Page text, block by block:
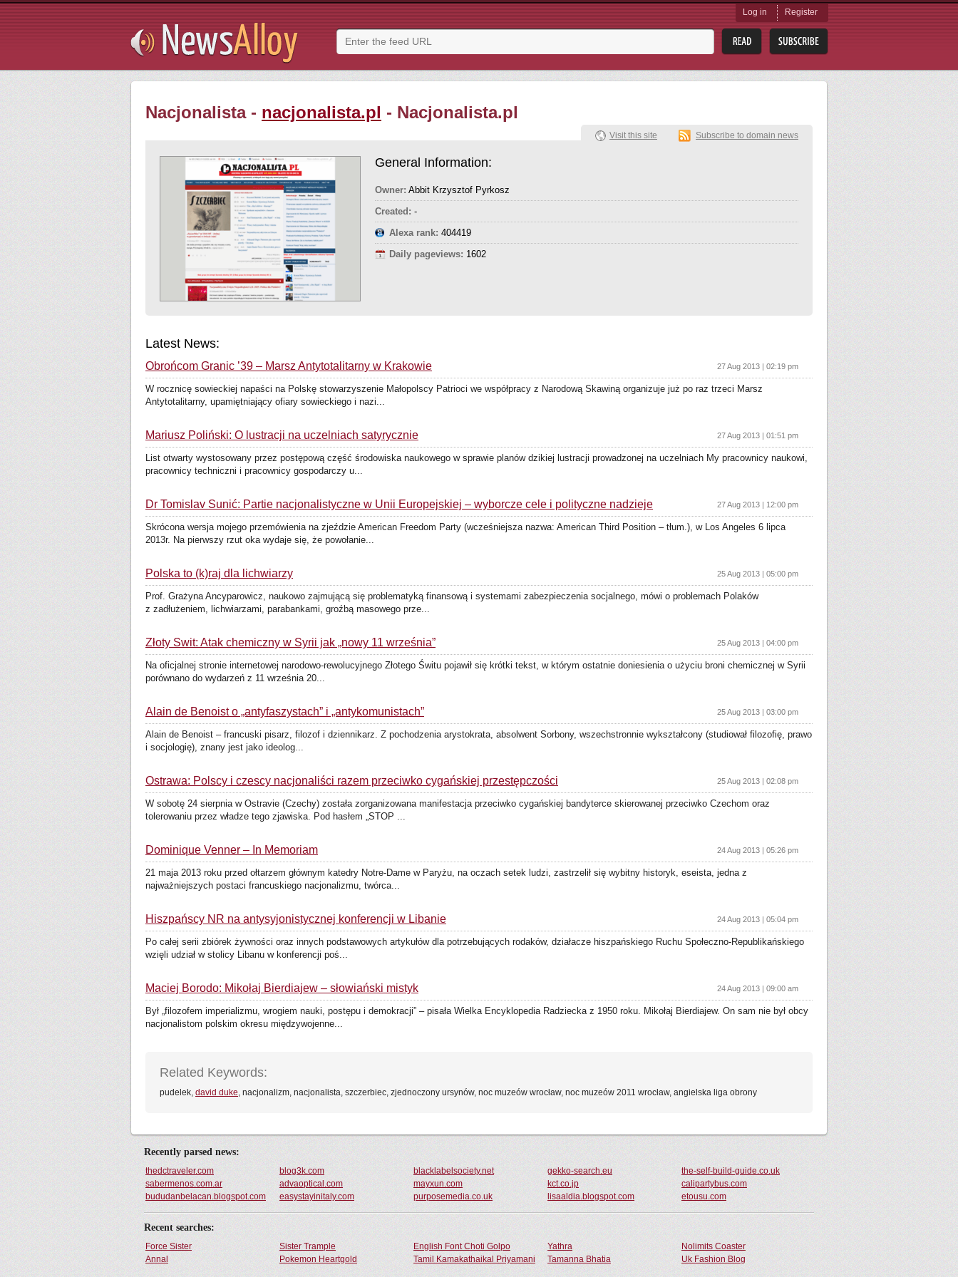
Log in Register
Nacjonalista - nacjonalista.pl - Nacjonalista.pl
General Information:
Owner: Abbit Krzysztof Pyrkosz
Created: -
Alexa rank: 404419
Daily pageviews: 1602
Visit this site Subscribe to domain news
Latest News:
Obrońcom Granic ’39 – Marsz Antytotalitarny w Krakowie 27 Aug 2013 | 02:19 pm
W rocznicę sowieckiej napaści na Polskę stowarzyszenie Małopolscy Patrioci we współpracy z Narodową Skawiną organizuje już po raz trzeci Marsz
Antytotalitarny, upamiętniający ofiary sowieckiego i nazi...
Mariusz Poliński: O lustracji na uczelniach satyrycznie 27 Aug 2013 | 01:51 pm
List otwarty wystosowany przez postępową część środowiska naukowego w sprawie planów dzikiej lustracji prowadzonej na uczelniach My pracownicy naukowi,
pracownicy techniczni i pracownicy gospodarczy u...
Dr Tomislav Sunić: Partie nacjonalistyczne w Unii Europejskiej – wyborcze cele i polityczne nadzieje 27 Aug 2013 | 12:00 pm
Skrócona wersja mojego przemówienia na zjeździe American Freedom Party (wcześniejsza nazwa: American Third Position – tłum.), w Los Angeles 6 lipca
2013r. Na pierwszy rzut oka wydaje się, że powołanie...
Polska to (k)raj dla lichwiarzy 25 Aug 2013 | 05:00 pm
Prof. Grażyna Ancyparowicz, naukowo zajmującą się problematyką finansową i systemami zabezpieczenia socjalnego, mówi o problemach Polaków
z zadłużeniem, lichwiarzami, parabankami, groźbą masowego prze...
Złoty Świt: Atak chemiczny w Syrii jak „nowy 11 września” 25 Aug 2013 | 04:00 pm
Na oficjalnej stronie internetowej narodowo-rewolucyjnego Złotego Świtu pojawił się krótki tekst, w którym ostatnie doniesienia o użyciu broni chemicznej w Syrii
porównano do wydarzeń z 11 września 20...
Alain de Benoist o „antyfaszystach” i „antykomunistach” 25 Aug 2013 | 03:00 pm
Alain de Benoist – francuski pisarz, filozof i dziennikarz. Z pochodzenia arystokrata, absolwent Sorbony, wszechstronnie wykształcony (studiował filozofię, prawo
i socjologię), znany jest jako ideolog...
Ostrawa: Polscy i czescy nacjonaliści razem przeciwko cygańskiej przestępczości 25 Aug 2013 | 02:08 pm
W sobotę 24 sierpnia w Ostravie (Czechy) została zorganizowana manifestacja przeciwko cygańskiej bandyterce skierowanej przeciwko Czechom oraz
tolerowaniu przez władze tego zjawiska. Pod hasłem „STOP ...
Dominique Venner – In Memoriam 24 Aug 2013 | 05:26 pm
21 maja 2013 roku przed ołtarzem głównym katedry Notre-Dame w Paryżu, na oczach setek ludzi, zastrzelił się wybitny historyk, eseista, jedna z
najważniejszych postaci francuskiego nacjonalizmu, twórca...
Hiszpańscy NR na antysyjonistycznej konferencji w Libanie 24 Aug 2013 | 05:04 pm
Po całej serii zbiórek żywności oraz innych podstawowych artykułów dla potrzebujących rodaków, działacze hiszpańskiego Ruchu Społeczno-Republikańskiego
wzięli udział w stolicy Libanu w konferencji poś...
Maciej Borodo: Mikołaj Bierdiajew – słowiański mistyk 24 Aug 2013 | 09:00 am
Był „filozofem imperializmu, wrogiem nauki, postępu i demokracji” – pisała Wielka Encyklopedia Radziecka z 1950 roku. Mikołaj Bierdiajew. On sam nie był obcy
nacjonalistom polskim okresu międzywojenne...
Related Keywords:
pudelek, david duke, nacjonalizm, nacjonalista, szczerbiec, zjednoczony ursynów, noc muzeów wrocław, noc muzeów 2011 wrocław, angielska liga obrony
Recently parsed news:
thedctraveler.com blog3k.com blacklabelsociety.net gekko-search.eu
the-self-build-guide.co.uk
sabermenos.com.ar
advaoptical.com mayxun.com kct.co.jp
calipartybus.com
bududanbelacan.blogspot.com
easystayinitaly.com purposemedia.co.uk lisaaldia.blogspot.com etousu.com
Recent searches:
Force Sister Sister Trample English Font Choti Golpo Yathra
Nolimits Coaster
Annal
Pokemon Heartgold Tamil Kamakathaikal Priyamani Tamanna Bhatia Uk Fashion Blog